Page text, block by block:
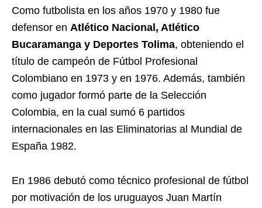
Como futbolista en los años 1970 y 1980 fue
defensor en Atlético Nacional, Atlético
Bucaramanga y Deportes Tolima, obteniendo el
título de campeón de Fútbol Profesional
Colombiano en 1973 y en 1976. Además, también
como jugador formó parte de la Selección
Colombia, en la cual sumó 6 partidos
internacionales en las Eliminatorias al Mundial de
España 1982.
En 1986 debutó como técnico profesional de fútbol
por motivación de los uruguayos Juan Martín